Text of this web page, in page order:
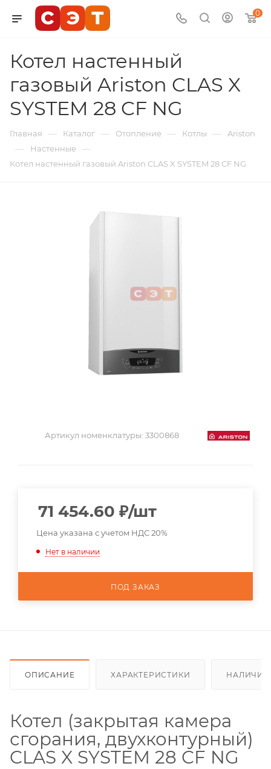
0
Котел настенный
газовый Ariston CLAS X
SYSTEM 28 CF NG
Главная — Каталог — Отопление — Котлы — Ariston
— Настенные —
Котел настенный газовый Ariston CLAS X SYSTEM 28 CF NG
Артикул номенклатуры: 3300868
71 454.60 ₽/шт
Цена указана с учетом НДС 20%
Нет в наличии
ПОД ЗАКАЗ
ОПИСАНИЕ ХАРАКТЕРИСТИКИ НАЛИЧИЕ
Котел (закрытая камера
сгорания, двухконтурный)
CLAS X SYSTEM 28 CF NG